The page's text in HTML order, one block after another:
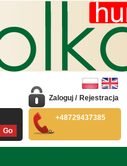
Zaloguj / Rejestracja
+48729437385